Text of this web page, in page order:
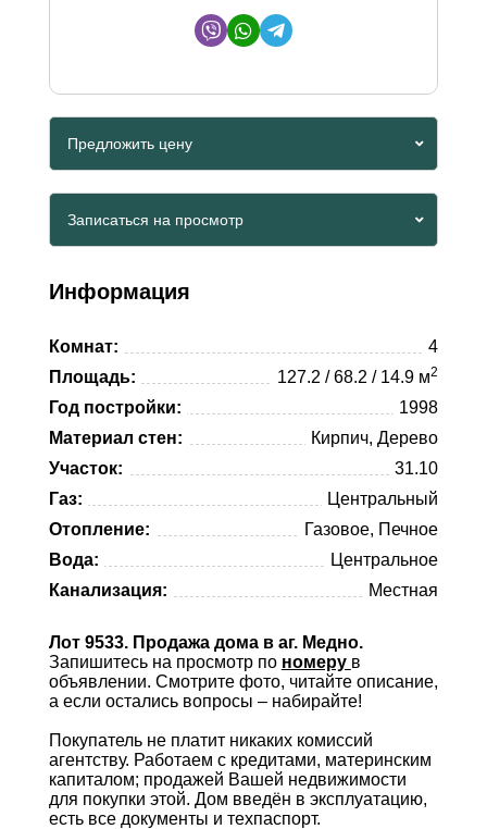
Предложить цену
Viber
Записаться на просмотр
Telegram
Информация
Комнат:
4
Площадь:
127.2 / 68.2 / 14.9 м2
Год постройки:
1998
Материал стен:
Кирпич, Дерево
Участок:
31.10
Газ:
Центральный
Отопление:
Газовое, Печное
Вода:
Центральное
Канализация:
Местная
Лот 9533. Продажа дома в аг. Медно.
Запишитесь на просмотр по номеру в
объявлении. Смотрите фото, читайте описание,
а если остались вопросы – набирайте!
Покупатель не платит никаких комиссий
агентству. Работаем с кредитами, материнским
капиталом; продажей Вашей недвижимости
для покупки этой. Дом введён в эксплуатацию,
есть все документы и техпаспорт.